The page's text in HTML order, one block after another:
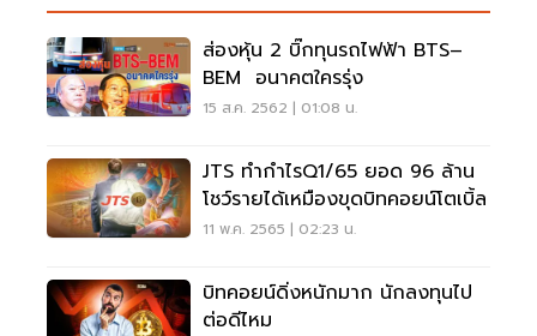
ส่องหุ้น 2 บิ๊กทุนรถไฟฟ้า BTS–
BEM อนาคตใครรุ่ง
15 ส.ค. 2562 | 01:08 น.
JTS ทำกำไรQ1/65 ยอด 96 ล้าน
โชว์รายได้เหมืองขุดบิทคอยน์โตเบิ้ล
11 พ.ค. 2565 | 02:23 น.
บิทคอยน์ดิ่งหนักมาก นักลงทุนไป
ต่อดีไหม